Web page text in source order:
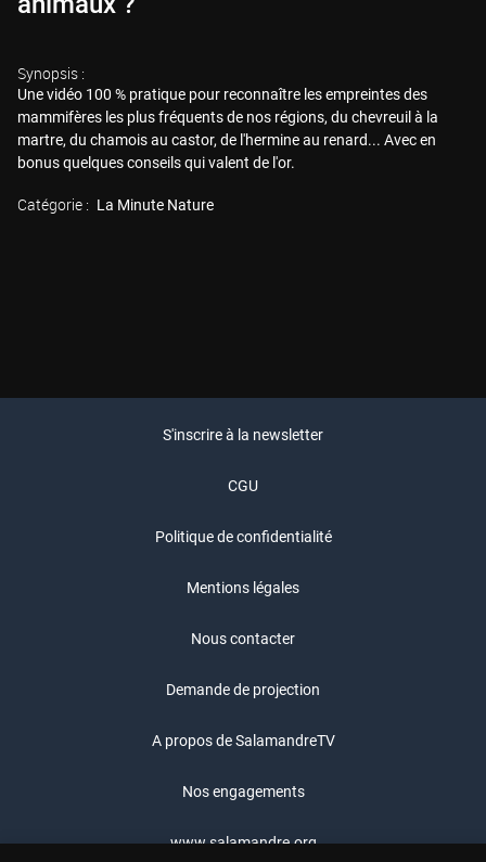
Synopsis :
Une vidéo 100 % pratique pour reconnaître les empreintes des
mammifères les plus fréquents de nos régions, du chevreuil à la
martre, du chamois au castor, de l'hermine au renard... Avec en
bonus quelques conseils qui valent de l'or.
Catégorie : La Minute Nature
S'inscrire à la newsletter
CGU
Politique de confidentialité
Mentions légales
Nous contacter
Demande de projection
A propos de SalamandreTV
Nos engagements
www.salamandre.org